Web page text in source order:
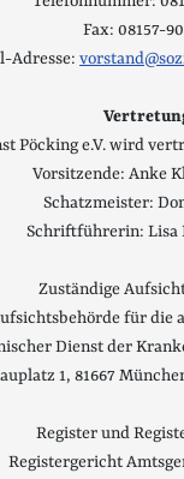
Fax: 08157-
Adresse:
Pöcking e.V. wird
Vorsitzende: Anke
Schatzmeister:
Schriftführerin: Lisa
Zuständige
für die
Dienst der
1, 81667
Register und
Registergericht